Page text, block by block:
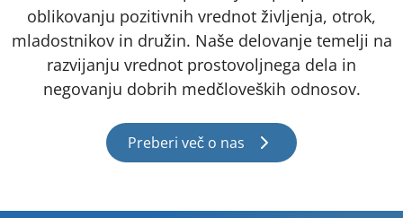
oblikovanju pozitivnih vrednot življenja, otrok,
mladostnikov in družin. Naše delovanje temelji na
razvijanju vrednot prostovoljnega dela in
negovanju dobrih medčloveških odnosov.
Preberi več o nas